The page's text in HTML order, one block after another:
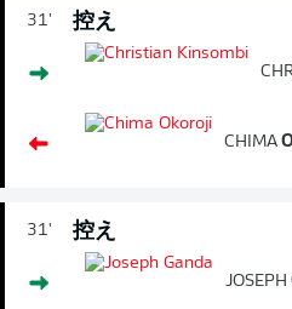
31' 控え
CHIMA
31' 控え
JOSEPH